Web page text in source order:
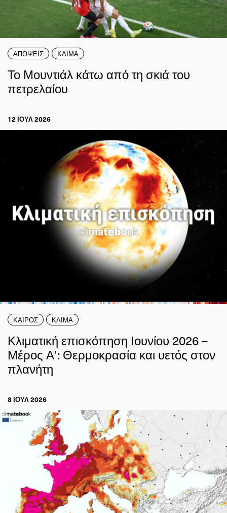
ΑΠΟΨΕΙΣ ΚΛΙΜΑ
Το Μουντιάλ κάτω από τη σκιά του
πετρελαίου
12 ΙΟΥΛ 2026
ΚΑΙΡΟΣ ΚΛΙΜΑ
Κλιματική επισκόπηση Ιουνίου 2026 –
Μέρος Α’: Θερμοκρασία και υετός στον
πλανήτη
8 ΙΟΥΛ 2026